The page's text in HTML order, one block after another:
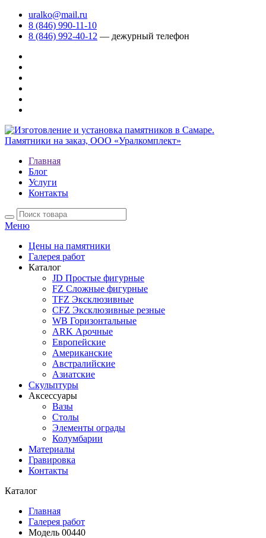
uralko@mail.ru
8 (846) 990-11-10
8 (846) 992-40-12 — дежурный телефон
Главная
Блог
Услуги
Контакты
Меню
Цены на памятники
Галерея работ
Каталог
JD Простые фигурные
FZ Сложные фигурные
TFZ Эксклюзивные
CFZ Эксклюзивные резные
WB Горизонтальные
ARK Арочные
Европейские
Американские
Австралийские
Азиатские
Скульптуры
Аксессуары
Вазы
Столы
Элементы ограды
Колумбарии
Материалы
Гравировка
Контакты
Каталог
Главная
Галерея работ
Модель 00440